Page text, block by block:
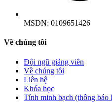
MSDN: 0109651426
Về chúng tôi
Đội ngũ giảng viên
Về chúng tôi
Liên hệ
Khóa học
Tính minh bạch (thông